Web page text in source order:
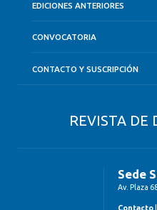
EDICIONES ANTERIORES
CONVOCATORIA
CONTACTO Y SUSCRIPCIÓN
REVISTA DE
Sede
Av. Plaza
Contacto